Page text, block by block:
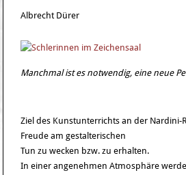
Albrecht Dürer
Manchmal ist es notwendig, eine neue
Ziel des Kunstunterrichts an der Nardini-
Freude am gestalterischen
Tun zu wecken bzw. zu erhalten.
In einer angenehmen Atmosphäre